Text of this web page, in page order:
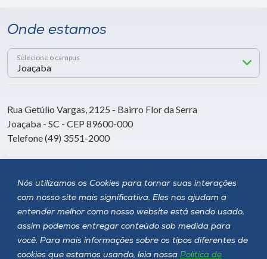
Nós utilizamos os Cookies para tornar suas interações
com nosso site mais significativa. Eles nos ajudam a
entender melhor como nosso website está sendo usado,
assim podemos entregar conteúdo sob medida para
você. Para mais informações sobre os tipos diferentes de
cookies que estamos usando, leia nossa Política de
Onde estamos
Selecione o campus
Rua Getúlio Vargas, 2125 - Bairro Flor da Serra
Joaçaba - SC - CEP 89600-000
Telefone (49) 3551-2000
Siga a Unoesc